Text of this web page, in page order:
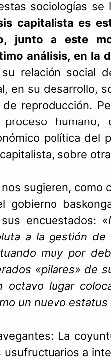
sociologías se
capitalista es
junto a este
análisis, en la
relación social
en su desarrollo,
reproducción.
política del
sobre
sugieren, como
gobierno
encuestados: «
a la gestión
muy por
«pilares» de
octavo lugar
un nuevo
La
usufructuarios a